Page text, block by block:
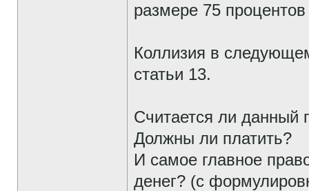
размере 75
Коллизия в
статьи 13.
Считается ли данный
Должны ли платить?
И самое главное
денег? (с